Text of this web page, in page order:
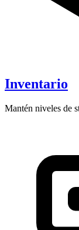
Inventario
Mantén niveles de